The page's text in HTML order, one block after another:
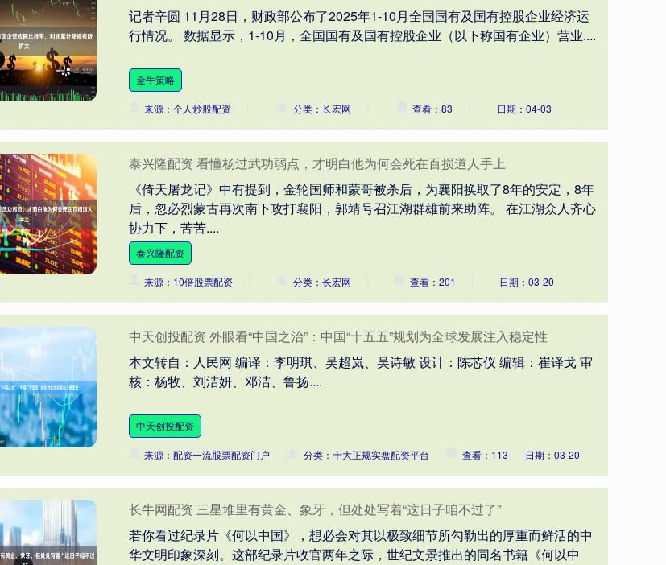
记者辛圆 11月28日，财政部公布了2025年1-10月全国国有及国有控股企业经济运
行情况。 数据显示，1-10月，全国国有及国有控股企业（以下称国有企业）营业....
金牛策略
来源：个人炒股配资 分类：长宏网 查看：83 日期：04-03
泰兴隆配资 看懂杨过武功弱点，才明白他为何会死在百损道人手上
《倚天屠龙记》中有提到，金轮国师和蒙哥被杀后，为襄阳换取了8年的安定，8年
后，忽必烈蒙古再次南下攻打襄阳，郭靖号召江湖群雄前来助阵。 在江湖众人齐心
协力下，苦苦....
泰兴隆配资
来源：10倍股票配资 分类：长宏网 查看：201 日期：03-20
中天创投配资 外眼看“中国之治”：中国“十五五”规划为全球发展注入稳定性
本文转自：人民网 编译：李明琪、吴超岚、吴诗敏 设计：陈芯仪 编辑：崔译戈 审
核：杨牧、刘洁妍、邓洁、鲁扬....
中天创投配资
来源：配资一流股票配资门户 分类：十大正规实盘配资平台 查看：113 日期：03-20
长牛网配资 三星堆里有黄金、象牙，但处处写着“这日子咱不过了”
若你看过纪录片《何以中国》，想必会对其以极致细节所勾勒出的厚重而鲜活的中
华文明印象深刻。这部纪录片收官两年之际，世纪文景推出的同名书籍《何以中